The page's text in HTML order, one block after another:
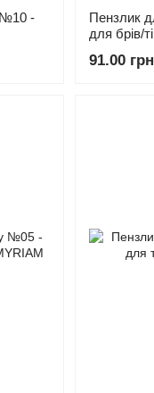
№10 -
Пензлик
для брів/
91.00 грн